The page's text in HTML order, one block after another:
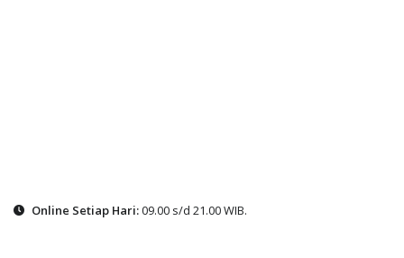
Online Setiap Hari:09.00 s/d 21.00 WIB.